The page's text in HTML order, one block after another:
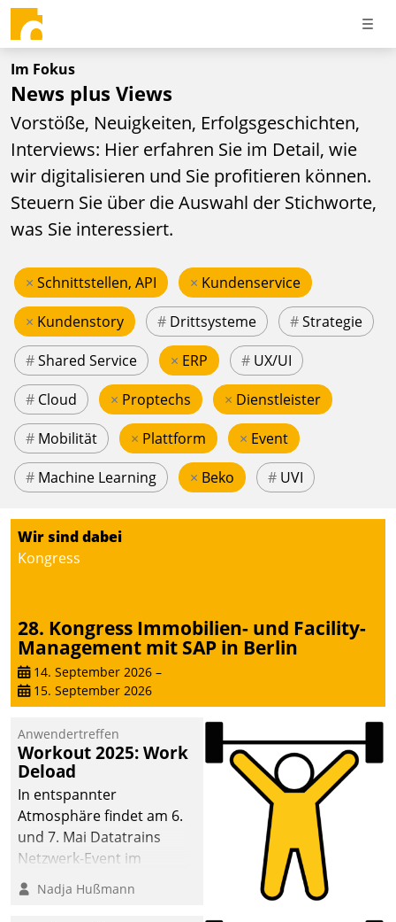
Im Fokus
News plus Views
Vorstöße, Neuigkeiten, Erfolgsgeschichten,
Interviews: Hier erfahren Sie im Detail, wie
wir digitalisieren und Sie profitieren können.
Steuern Sie über die Auswahl der Stichworte,
was Sie interessiert.
× Schnittstellen, API × Kundenservice
× Kundenstory # Drittsysteme #Strategie
#Shared Service × ERP # UX/UI
# Cloud × Proptechs × Dienstleister
# Mobilität × Plattform × Event
# Machine Learning × Beko # UVI
Wir sind dabei
Kongress
28. Kongress Immobilien- und Facility-
Management mit SAP in Berlin
14. September 2026 –
15. September 2026
Anwendertreffen
Workout 2025: Work
Deload
In entspannter
Atmosphäre findet am 6.
und 7. Mai Datatrains
Netzwerk-Event im
Kunden- und Partnerkreis
statt. Zentrale Frage: Wie
Nadja Hußmann